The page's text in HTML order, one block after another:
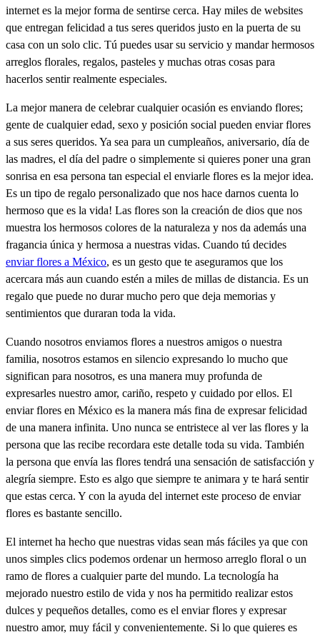
internet es la mejor forma de sentirse cerca. Hay miles de websites
que entregan felicidad a tus seres queridos justo en la puerta de su
casa con un solo clic. Tú puedes usar su servicio y mandar hermosos
arreglos florales, regalos, pasteles y muchas otras cosas para
hacerlos sentir realmente especiales.
La mejor manera de celebrar cualquier ocasión es enviando flores;
gente de cualquier edad, sexo y posición social pueden enviar flores
a sus seres queridos. Ya sea para un cumpleaños, aniversario, día de
las madres, el día del padre o simplemente si quieres poner una gran
sonrisa en esa persona tan especial el enviarle flores es la mejor idea.
Es un tipo de regalo personalizado que nos hace darnos cuenta lo
hermoso que es la vida! Las flores son la creación de dios que nos
muestra los hermosos colores de la naturaleza y nos da además una
fragancia única y hermosa a nuestras vidas. Cuando tú decides
enviar flores a México, es un gesto que te aseguramos que los
acercara más aun cuando estén a miles de millas de distancia. Es un
regalo que puede no durar mucho pero que deja memorias y
sentimientos que duraran toda la vida.
Cuando nosotros enviamos flores a nuestros amigos o nuestra
familia, nosotros estamos en silencio expresando lo mucho que
significan para nosotros, es una manera muy profunda de
expresarles nuestro amor, cariño, respeto y cuidado por ellos. El
enviar flores en México es la manera más fina de expresar felicidad
de una manera infinita. Uno nunca se entristece al ver las flores y la
persona que las recibe recordara este detalle toda su vida. También
la persona que envía las flores tendrá una sensación de satisfacción y
alegría siempre. Esto es algo que siempre te animara y te hará sentir
que estas cerca. Y con la ayuda del internet este proceso de enviar
flores es bastante sencillo.
El internet ha hecho que nuestras vidas sean más fáciles ya que con
unos simples clics podemos ordenar un hermoso arreglo floral o un
ramo de flores a cualquier parte del mundo. La tecnología ha
mejorado nuestro estilo de vida y nos ha permitido realizar estos
dulces y pequeños detalles, como es el enviar flores y expresar
nuestro amor, muy fácil y convenientemente. Si lo que quieres es